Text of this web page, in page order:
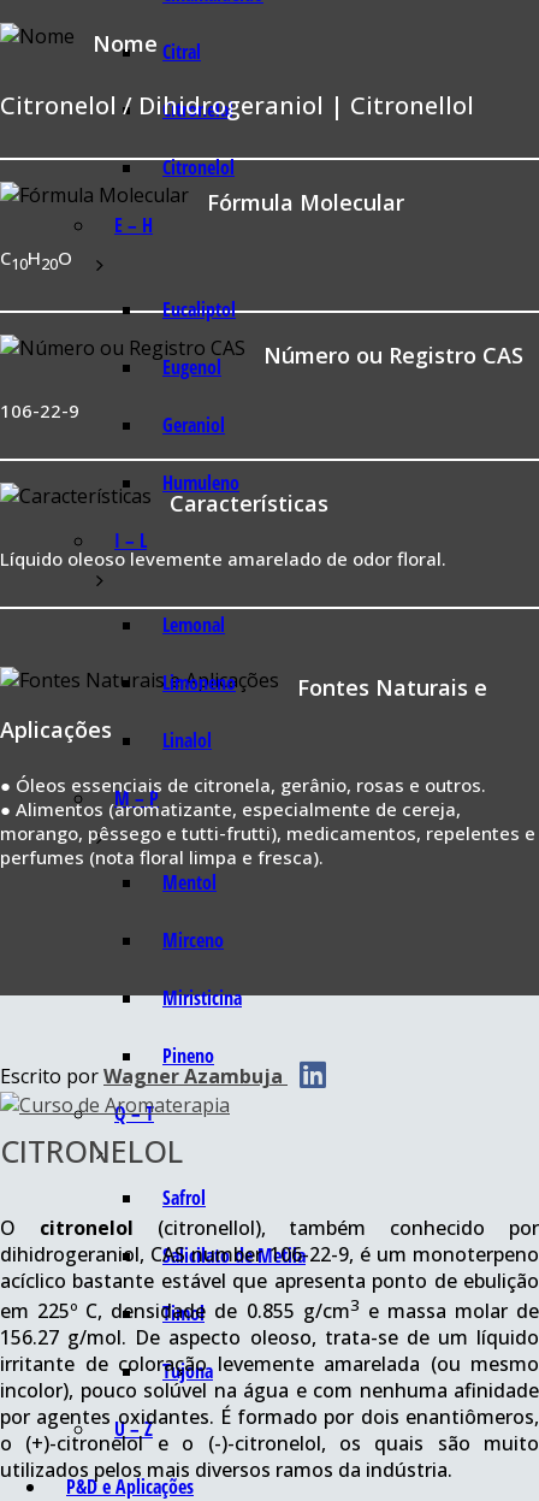
Citral
Citronelal
Citronelol
E – H
Eucaliptol
Eugenol
Geraniol
Humuleno
I – L
Lemonal
Limoneno
Linalol
M – P
Mentol
Mirceno
Miristicina
Pineno
Q – T
Safrol
Salicilato de Metila
Timol
Tujona
U – Z
P&D e Aplicações
Nome
Citronelol / Dihidrogeraniol | Citronellol
Fórmula Molecular
C10H20O
Número ou Registro CAS
106-22-9
Características
Líquido oleoso levemente amarelado de odor floral.
Fontes Naturais e
Aplicações
● Óleos essenciais de citronela, gerânio, rosas e outros.
● Alimentos (aromatizante, especialmente de cereja,
morango, pêssego e tutti-frutti), medicamentos, repelentes e
perfumes (nota floral limpa e fresca).
Escrito porWagner Azambuja
CITRONELOL
O citronelol (citronellol), também conhecido por
dihidrogeraniol, CAS number 106-22-9, é um monoterpeno
acíclico bastante estável que apresenta ponto de ebulição
em 225º C, densidade de 0.855 g/cm3 e massa molar de
156.27 g/mol. De aspecto oleoso, trata-se de um líquido
irritante de coloração levemente amarelada (ou mesmo
incolor), pouco solúvel na água e com nenhuma afinidade
por agentes oxidantes. É formado por dois enantiômeros,
o (+)-citronelol e o (-)-citronelol, os quais são muito
utilizados pelos mais diversos ramos da indústria.